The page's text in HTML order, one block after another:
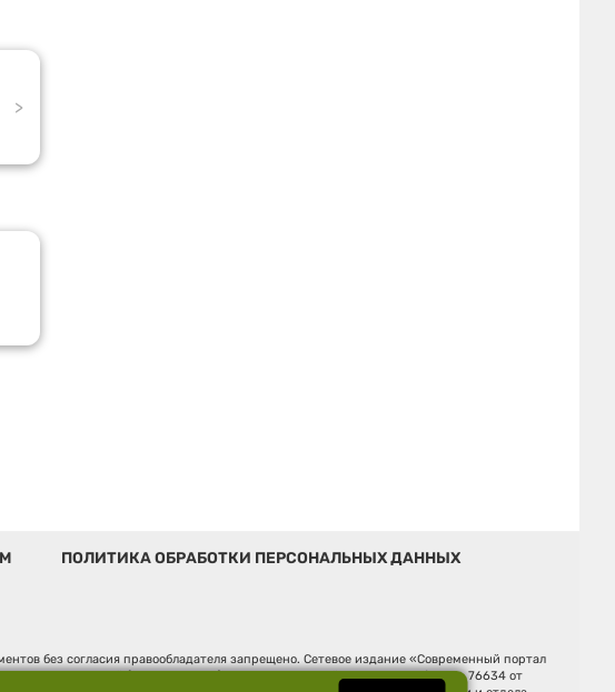
>
ПОЛИТИКА ОБРАБОТКИ ПЕРСОНАЛЬНЫХ ДАННЫХ
без согласия правообладателя запрещено. Сетевое издание «Современный портал
коммуникаций (Роскомнадзор). Регистрационный номер ЭЛ № ФС 77 - 76634 от